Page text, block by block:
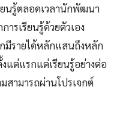
นรู้ตลอดเวลานักพัฒนา
รเรียนรู้ด้วยตัวเอง
มีรายได้หลักแสนถึงหลัก
แต่แรกแต่เรียนรู้อย่างต่อ
สามารถผ่านโปรเจกต์